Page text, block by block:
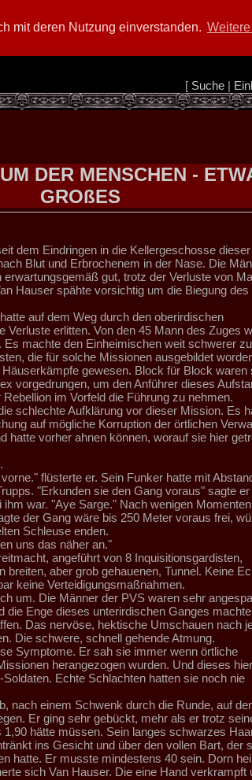
mit deren Nutzung einverstanden.
[ Suche|
DER MENSCHEN -
GROßES
dem Eindringen in die Kellergeschosse dieser
Blut und Erbrochenem in der Nase. Die
erwartungsgemäß gut, trotz der Verluste von
Hauser spähte vorsichtig um die Biegung des
auf dem Weg durch den oberirdischen
Verluste erlitten. Von den 45 Mann des Zuges
Es machte den Einheimischen weit schwerer zu
die für solche Missionen ausgebildet
gewesen. Block für Block waren
vorgedrungen, um den Anführer dieses
im Vorfeld die Führung zu nehmen.
schlechte Aufklärung vor dieser Mission. Es
auf mögliche Korruption der örtlichen
hatte vorher ahnen können, worauf sie hier
flüsterte er. Sein Funker hatte mit
"Erkunden sie den Gang voraus" sagte er
war. "Aye Sarge." Nach wenigen
der Gang wäre bis 250 Meter voraus frei,
Schleuse enden.
uns das näher an."
angeführt von 8 Inquisitionsgardisten,
breiten, aber grob gehauenen, Tunnel. Keine
keine Verteidigungsmaßnahmen.
um. Die Männer der PVS waren sehr
die Enge dieses unterirdischen Ganges
Das nervöse, hektische Umschauen nach
Die schwere, schnell gehende Atmung.
Symptome. Er sah sie immer wenn örtliche
herangezogen wurden. Und dieses hier
Echte Schlachten hatten sie noch nie
nach einem Schwenk durch die Runde, auf
Er ging sehr gebückt, mehr als er trotz
hätte müssen. Sein langes schwarzes
ins Gesicht und über den vollen Bart, der
hatte. Er musste mindestens 40 sein. Dorn
sich Van Hauser. Die eine Hand verkrampft